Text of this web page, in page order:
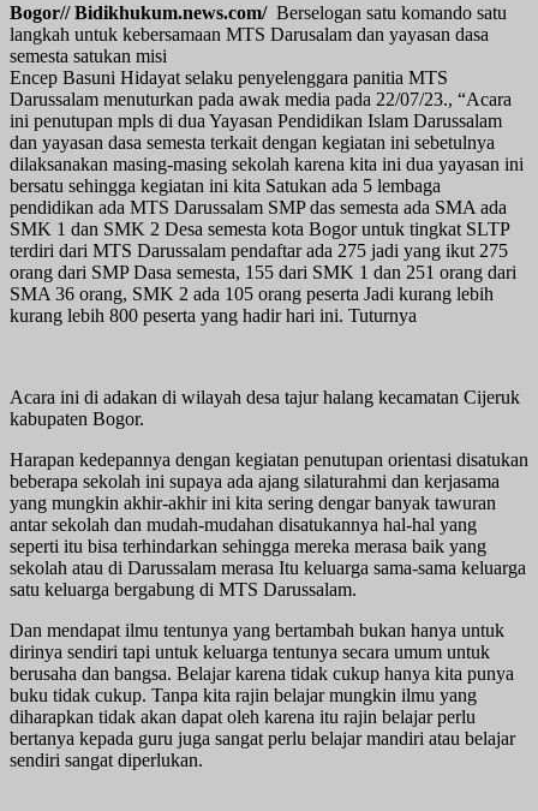
Bogor// Bidikhukum.news.com/ Berselogan satu komando satu
langkah untuk kebersamaan MTS Darusalam dan yayasan dasa
semesta satukan misi
Encep Basuni Hidayat selaku penyelenggara panitia MTS
Darussalam menuturkan pada awak media pada 22/07/23., “Acara
ini penutupan mpls di dua Yayasan Pendidikan Islam Darussalam
dan yayasan dasa semesta terkait dengan kegiatan ini sebetulnya
dilaksanakan masing-masing sekolah karena kita ini dua yayasan ini
bersatu sehingga kegiatan ini kita Satukan ada 5 lembaga
pendidikan ada MTS Darussalam SMP das semesta ada SMA ada
SMK 1 dan SMK 2 Desa semesta kota Bogor untuk tingkat SLTP
terdiri dari MTS Darussalam pendaftar ada 275 jadi yang ikut 275
orang dari SMP Dasa semesta, 155 dari SMK 1 dan 251 orang dari
SMA 36 orang, SMK 2 ada 105 orang peserta Jadi kurang lebih
kurang lebih 800 peserta yang hadir hari ini. Tuturnya
Acara ini di adakan di wilayah desa tajur halang kecamatan Cijeruk
kabupaten Bogor.
Harapan kedepannya dengan kegiatan penutupan orientasi disatukan
beberapa sekolah ini supaya ada ajang silaturahmi dan kerjasama
yang mungkin akhir-akhir ini kita sering dengar banyak tawuran
antar sekolah dan mudah-mudahan disatukannya hal-hal yang
seperti itu bisa terhindarkan sehingga mereka merasa baik yang
sekolah atau di Darussalam merasa Itu keluarga sama-sama keluarga
satu keluarga bergabung di MTS Darussalam.
Dan mendapat ilmu tentunya yang bertambah bukan hanya untuk
dirinya sendiri tapi untuk keluarga tentunya secara umum untuk
berusaha dan bangsa. Belajar karena tidak cukup hanya kita punya
buku tidak cukup. Tanpa kita rajin belajar mungkin ilmu yang
diharapkan tidak akan dapat oleh karena itu rajin belajar perlu
bertanya kepada guru juga sangat perlu belajar mandiri atau belajar
sendiri sangat diperlukan.